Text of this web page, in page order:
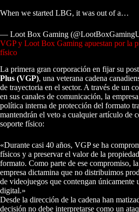
When we started LBG, it was out of a…
— Loot Box Gaming
VGP y Loot Box Gaming apuestan por la
físico
La primera gran corporación en fijar su
Plus (VGP), una veterana cadena
de trayectoria en el sector. A través de un
en sus canales de comunicación, la
política interna de protección del formato
mantendrán el veto a cualquier artículo de
soporte físico:
«Durante casi 40 años, VGP se ha
físicos y a preservar el valor de la
formato. Como parte de ese compromiso,
empresa dictamina que no distribuimos
de videojuegos que contengan únicamente
digital.»
Desde la dirección de la cadena han
decisión no debe interpretarse como un